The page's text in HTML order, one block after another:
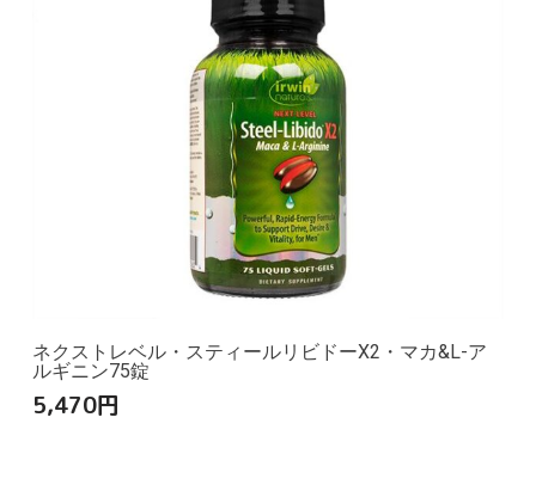
ネクストレベル・スティールリビドーX2・マカ&L-ア
ルギニン75錠
5,470円